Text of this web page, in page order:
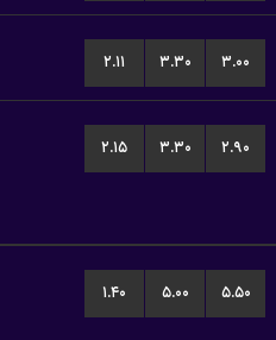
۲.۱۱ ۳.۳۰ ۳.۰۰
۲.۱۵ ۳.۳۰ ۲.۹۰
۱.۴۰ ۵.۰۰ ۵.۵۰